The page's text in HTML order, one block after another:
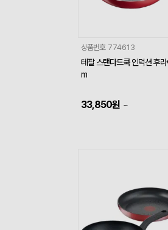
상품번호 774613
테팔 스탠다드쿡 인덕션 후
m
33,850원 ~